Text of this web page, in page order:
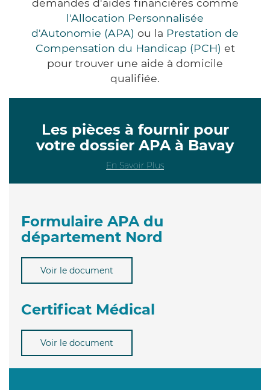
demandes d'aides financières comme
l'Allocation Personnalisée
d'Autonomie (APA) ou la Prestation de
Compensation du Handicap (PCH) et
pour trouver une aide à domicile
qualifiée.
Les pièces à fournir pour
votre dossier APA à Bavay
En Savoir Plus
Formulaire APA du
département Nord
Voir le document
Certificat Médical
Voir le document